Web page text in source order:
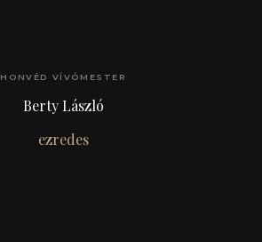
HONVÉD VÍVÓMESTER
Berty László
ezredes